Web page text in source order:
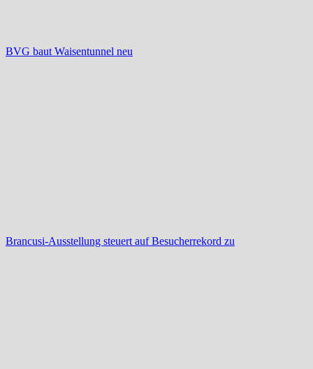
BVG baut Waisentunnel neu
Brancusi-Ausstellung steuert auf Besucherrekord zu